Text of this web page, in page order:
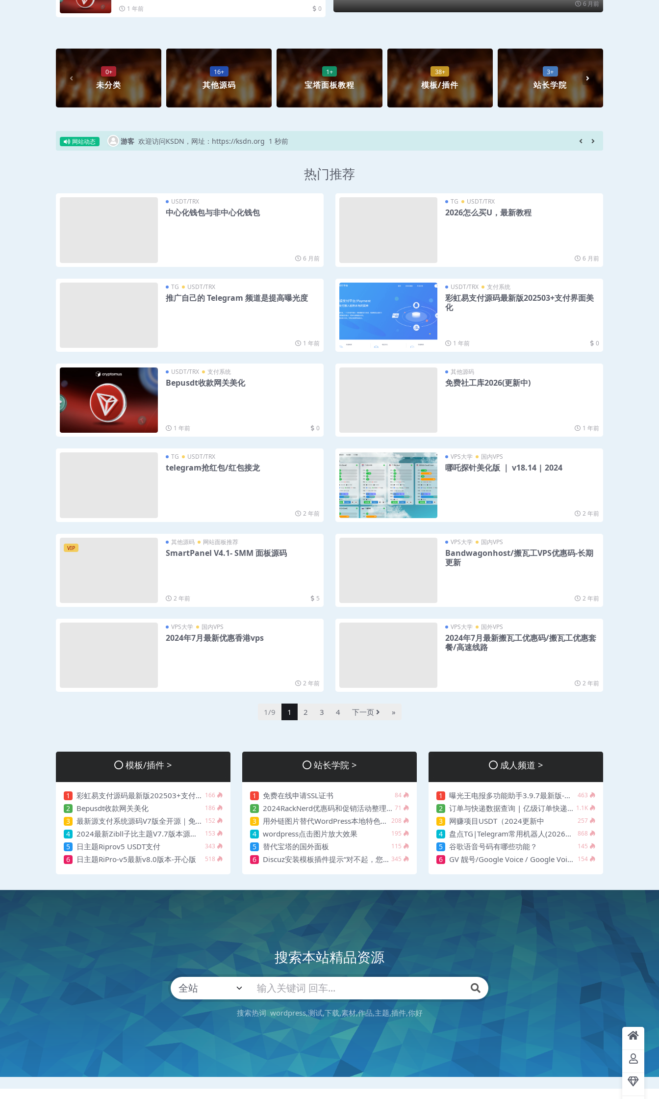
6 月前
1 年前 0
0+
未分类
16+
其他源码
1+
宝塔面板教程
38+
模板/插件
3+
站长学院
网站动态 游客 欢迎访问KSDN，网址：https://ksdn.org 1 秒前
热门推荐
USDT/TRX
中心化钱包与非中心化钱包
6 月前
TG USDT/TRX
2026怎么买U，最新教程
6 月前
TG USDT/TRX
推广自己的 Telegram 频道是提高曝光度
1 年前
USDT/TRX 支付系统
彩虹易支付源码最新版202503+支付界面美
化
1 年前 0
USDT/TRX 支付系统
Bepusdt收款网关美化
1 年前 0
其他源码
免费社工库2026(更新中)
1 年前
TG USDT/TRX
telegram抢红包/红包接龙
2 年前
VPS大学 国内VPS
哪吒探针美化版 ｜ v18.14 | 2024
2 年前
VIP
其他源码 网站面板推荐
SmartPanel V4.1- SMM 面板源码
2 年前 5
VPS大学 国内VPS
Bandwagonhost/搬瓦工VPS优惠码-长期
更新
2 年前
VPS大学 国内VPS
2024年7月最新优惠香港vps
2 年前
VPS大学 国外VPS
2024年7月最新搬瓦工优惠码/搬瓦工优惠套
餐/高速线路
2 年前
1/9 1 2 3 4 下一页 »
模板/插件 >
1 彩虹易支付源码最新版202503+支付界面美化 166
2 Bepusdt收款网关美化 186
3 最新源支付系统源码V7版全开源｜免授权 152
4 2024最新Zibll子比主题V7.7版本源码 开心版 | WordPress主题 153
5 日主题Riprov5 USDT支付 343
6 日主题RiPro-v5最新v8.0版本-开心版 518
站长学院 >
1 免费在线申请SSL证书 84
2 2024RackNerd优惠码和促销活动整理| VPS推荐 71
3 用外链图片替代WordPress本地特色图片 208
4 wordpress点击图片放大效果 195
5 替代宝塔的国外面板 115
6 Discuz安装模板插件提示“对不起，您安装的不是正版应用” 345
成人频道 >
1 曝光王电报多功能助手3.9.7最新版-开心版 463
2 订单与快递数据查询 | 亿级订单快递数据泄露 1.1K
3 网赚项目USDT（2024更新中 257
4 盘点TG|Telegram常用机器人(2026更新中 868
5 谷歌语音号码有哪些功能？ 145
6 GV 靓号/Google Voice / Google Voice 靓号/靓号 154
搜索本站精品资源
搜索热词 wordpress 测试 下载 素材 作品 主题 插件 你好